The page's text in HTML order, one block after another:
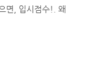
면, 입시점수!. 왜